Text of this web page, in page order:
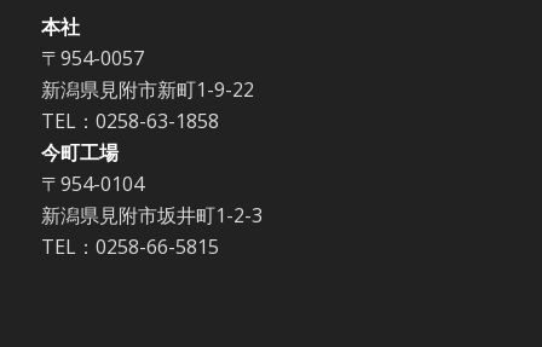
本社
〒954-0057
新潟県見附市新町1-9-22
TEL：0258-63-1858
今町工場
〒954-0104
新潟県見附市坂井町1-2-3
TEL：0258-66-5815